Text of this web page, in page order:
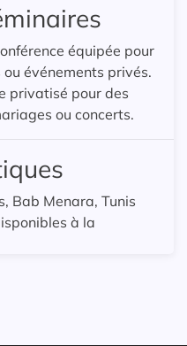
équipée pour
événements privés.
privatisé pour des
ou concerts.
Bab Menara, Tunis
à la